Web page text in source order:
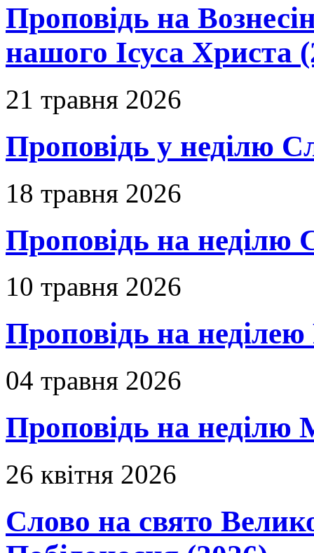
Проповідь на
нашого Ісуса Христа
21 травня 2026
Проповідь у неділю
18 травня 2026
Проповідь на неділю
10 травня 2026
Проповідь на неділею
04 травня 2026
Проповідь на неділю
26 квітня 2026
Слово на свято